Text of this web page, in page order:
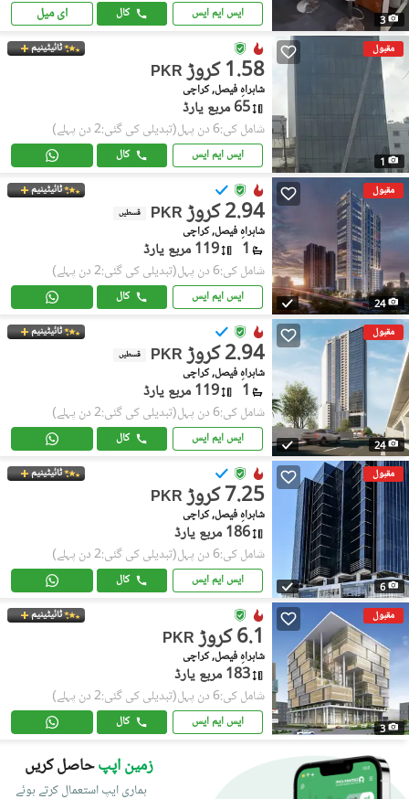
3 ایس ایم ایس کال ای میل
مقبول
1
ٹائیٹینیم
PKR 1.58 کروڑ
شاہراہِ فیصل, کراچی
65 مربع یارڈ
شامل کی:6 دن پہل (تبدیلی کی گئی:2 دن پہلے)
ایس ایم ایس کال
مقبول
24
ٹائیٹینیم
PKR 2.94 کروڑ قسطیں
شاہراہِ فیصل, کراچی
1 119 مربع یارڈ
شامل کی:6 دن پہل (تبدیلی کی گئی:2 دن پہلے)
ایس ایم ایس کال
مقبول
24
ٹائیٹینیم
PKR 2.94 کروڑ قسطیں
شاہراہِ فیصل, کراچی
1 119 مربع یارڈ
شامل کی:6 دن پہل (تبدیلی کی گئی:2 دن پہلے)
ایس ایم ایس کال
مقبول
6
ٹائیٹینیم
PKR 7.25 کروڑ
شاہراہِ فیصل, کراچی
186 مربع یارڈ
شامل کی:6 دن پہل (تبدیلی کی گئی:2 دن پہلے)
ایس ایم ایس کال
مقبول
3
ٹائیٹینیم
PKR 6.1 کروڑ
شاہراہِ فیصل, کراچی
183 مربع یارڈ
شامل کی:6 دن پہل (تبدیلی کی گئی:2 دن پہلے)
ایس ایم ایس کال
زمین اپپحاصل کریں
ہماری ایپ استعمال کرتے ہوئے